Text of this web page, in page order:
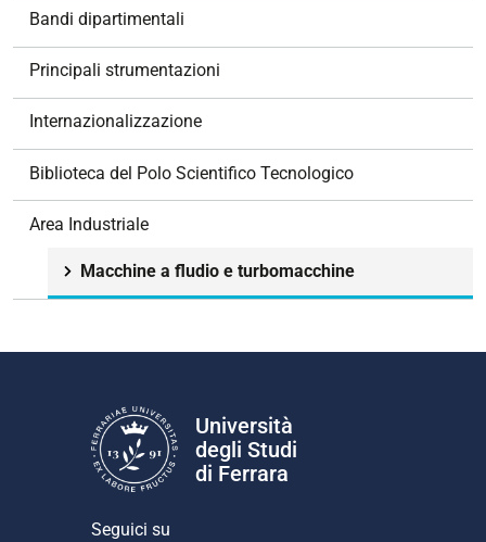
Bandi dipartimentali
Principali strumentazioni
Internazionalizzazione
Biblioteca del Polo Scientifico Tecnologico
Area Industriale
Macchine a fludio e turbomacchine
Università
degli Studi
di Ferrara
Seguici su